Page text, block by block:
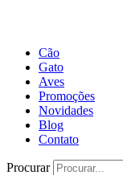
Cão
Gato
Aves
Promoções
Novidades
Blog
Contato
Procurar